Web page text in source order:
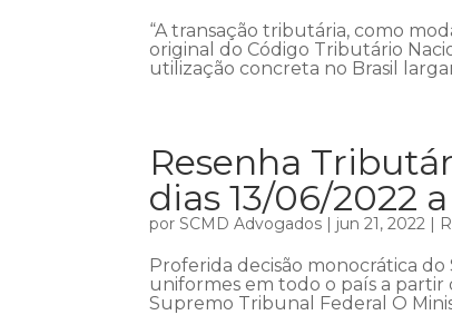
“A transação tributária, como
original do Código Tributário
utilização concreta no Brasil
Resenha
dias 13/06/2022
porSCMD Advogados | jun 21, 2022 |
Proferida decisão monocrática
uniformes em todo o país a partir
Supremo Tribunal Federal O